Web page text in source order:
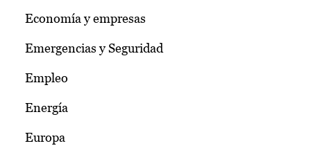
Economía y empresas
Emergencias y Seguridad
Empleo
Energía
Europa